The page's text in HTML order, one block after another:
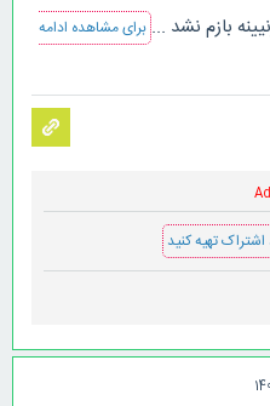
بازم نشد ... برای مشاهده ادامه
تهیه کنید